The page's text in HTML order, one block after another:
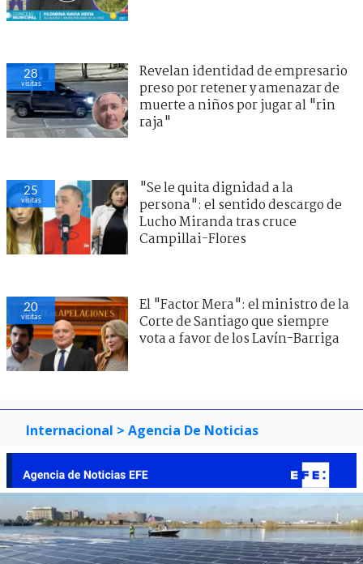
28
visitas
Revelan identidad de empresario
preso por retener y amenazar de
muerte a niños por jugar al "rin
raja"
25
visitas
"Se le quita dignidad a la
persona": el sentido descargo de
Lucho Miranda tras cruce
Campillai-Flores
20
visitas
El "Factor Mera": el ministro de la
Corte de Santiago que siempre
vota a favor de los Lavín-Barriga
Internacional > Agencia De Noticias